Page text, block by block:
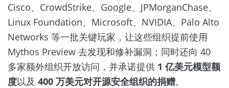
Cisco、CrowdStrike、Google、JPMorganChase、
Linux Foundation、Microsoft、NVIDIA、Palo Alto
Networks 等一批关键玩家，让这些组织提前使用
Mythos Preview 去发现和修补漏洞；同时还向 40
多家额外组织开放访问，并承诺提供 1 亿美元模型额
度以及 400 万美元对开源安全组织的捐赠。